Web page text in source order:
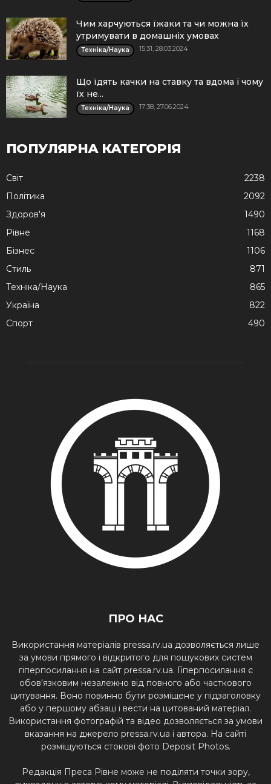
Чим харчуються їжаки та чи можна їх
утримувати в домашніх умовах
Техніка/Наука 15:31, 28.03.2024
Що їдять качки на ставку та вдома і чому
їх не...
Техніка/Наука 17:38, 27.06.2024
ПОПУЛЯРНА КАТЕГОРІЯ
Cвіт
2238
Політика
2092
Здоров'я
1490
Рівне
1168
Бізнес
1106
Стиль
871
Техніка/Наука
865
Україна
822
Спорт
490
ПРО НАС
Використання матеріалів pressa.rv.ua дозволяється лише
за умови прямого і відкритого для пошукових систем
гіперпосилання на сайт pressa.rv.ua. Гіперпосилання є
обов'язковим незалежно від повного або часткового
цитування. Воно повинно бути розміщене у підзаголовку
або у першому абзаці і вести на цитований матеріал.
Використання фотографій та відео дозволяється за умови
вказання на джерело pressa.rv.ua і автора. На сайті
розміщуються стокові фото Deposit Photos.
Редакція Преса Рівне може не поділяти точки зору,